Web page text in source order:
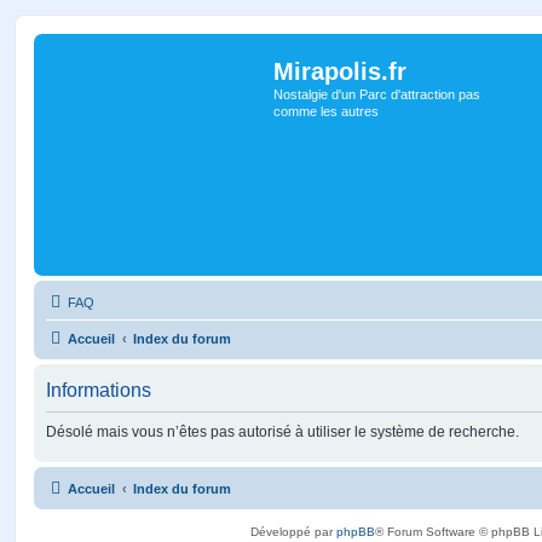
Mirapolis.fr
Nostalgie d'un Parc d'attraction pas
comme les autres
FAQ
Accueil Index du forum
Informations
Désolé mais vous n’êtes pas autorisé à utiliser le système de recherche.
Accueil Index du forum
Développé parphpBB® Forum Software © phpBB